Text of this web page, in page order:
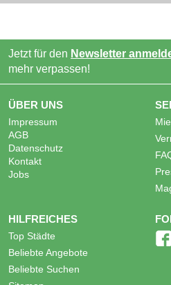
Jetzt für den Newsletter
mehr verpassen!
ÜBER UNS
Impressum
AGB
Datenschutz
Kontakt
Jobs
HILFREICHES
Top Städte
Beliebte Angebote
Beliebte Suchen